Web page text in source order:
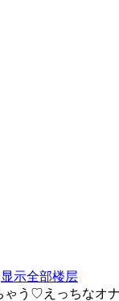
显示全部楼层
う♡えっちなオ